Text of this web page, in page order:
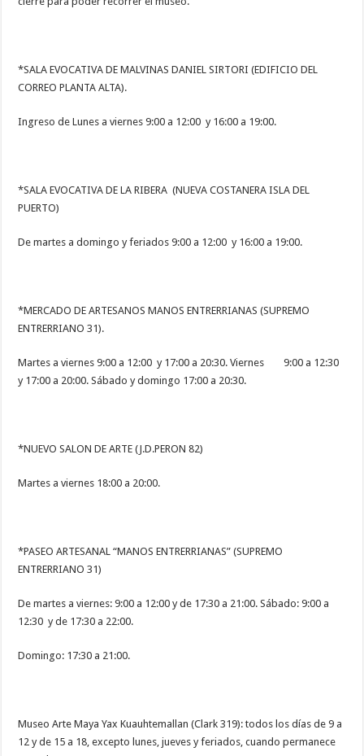
*SALA EVOCATIVA DE MALVINAS DANIEL SIRTORI (EDIFICIO DEL
CORREO PLANTA ALTA).
Ingreso de Lunes a viernes 9:00 a 12:00 y 16:00 a 19:00.
*SALA EVOCATIVA DE LA RIBERA (NUEVA COSTANERA ISLA DEL
PUERTO)
De martes a domingo y feriados 9:00 a 12:00 y 16:00 a 19:00.
*MERCADO DE ARTESANOS MANOS ENTRERRIANAS (SUPREMO
ENTRERRIANO 31).
Martes a viernes 9:00 a 12:00 y 17:00 a 20:30. Viernes 9:00 a 12:30
y 17:00 a 20:00. Sábado y domingo 17:00 a 20:30.
*NUEVO SALON DE ARTE (J.D.PERON 82)
Martes a viernes 18:00 a 20:00.
*PASEO ARTESANAL “MANOS ENTRERRIANAS” (SUPREMO
ENTRERRIANO 31)
De martes a viernes: 9:00 a 12:00 y de 17:30 a 21:00. Sábado: 9:00 a
12:30 y de 17:30 a 22:00.
Domingo: 17:30 a 21:00.
Museo Arte Maya Yax Kuauhtemallan (Clark 319): todos los días de 9 a
12 y de 15 a 18, excepto lunes, jueves y feriados, cuando permanece